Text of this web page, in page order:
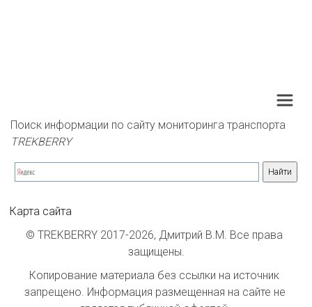
Поиск информации по сайту мониторинга транспорта
TREKBERRY
Карта сайта
© TREKBERRY 2017-2026, Дмитрий В.М. Все права
защищены.
Копирование материала без ссылки на источник
запрещено. Информация размещенная на сайте не